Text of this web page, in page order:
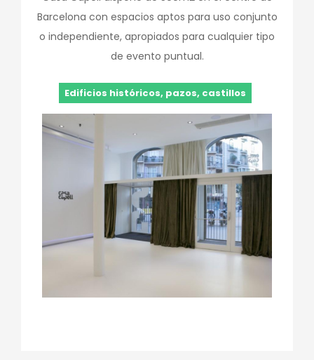
Barcelona con espacios aptos para uso conjunto
o independiente, apropiados para cualquier tipo
de evento puntual.
Edificios históricos, pazos, castillos